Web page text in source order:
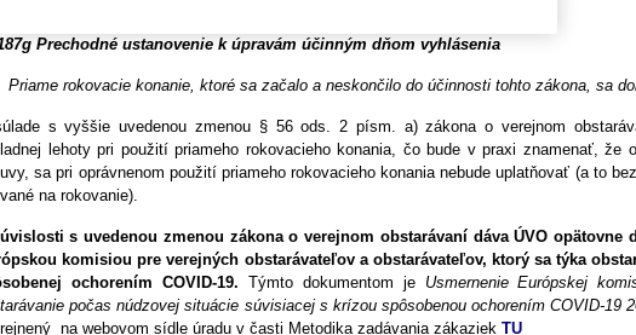
Január 2024
December 2023
Október 2023
September 2023
Prechodné ustanovenie k úpravám účinným dňom vyhlásenia
Priame rokovacie konanie, ktoré sa začalo a neskončilo do účinnosti tohto zákona, sa
s vyššie uvedenou zmenou § 56 ods. 2 písm. a) zákona o verejnom
lehoty pri použití priameho rokovacieho konania, čo bude v praxi znamenať, že
sa pri oprávnenom použití priameho rokovacieho konania nebude uplatňovať (a to
na rokovanie).
s uvedenou zmenou zákona o verejnom obstarávaní dáva ÚVO opätovne
komisiou pre verejných obstarávateľov a obstarávateľov, ktorý sa týka
ochorením COVID-19. Týmto dokumentom je Usmernenie Európskej
počas núdzovej situácie súvisiacej s krízou spôsobenou ochorením COVID-19
na webovom sídle úradu v časti Metodika zadávania zákaziek TU